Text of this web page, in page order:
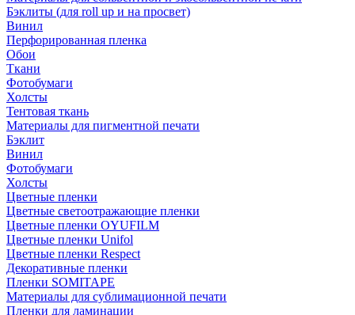
Бэклиты (для roll up и на просвет)
Винил
Перфорированная пленка
Обои
Ткани
Фотобумаги
Холсты
Тентовая ткань
Материалы для пигментной печати
Бэклит
Винил
Фотобумаги
Холсты
Цветные пленки
Цветные светоотражающие пленки
Цветные пленки OYUFILM
Цветные пленки Unifol
Цветные пленки Respect
Декоративные пленки
Пленки SOMITAPE
Материалы для сублимационной печати
Пленки для ламинации